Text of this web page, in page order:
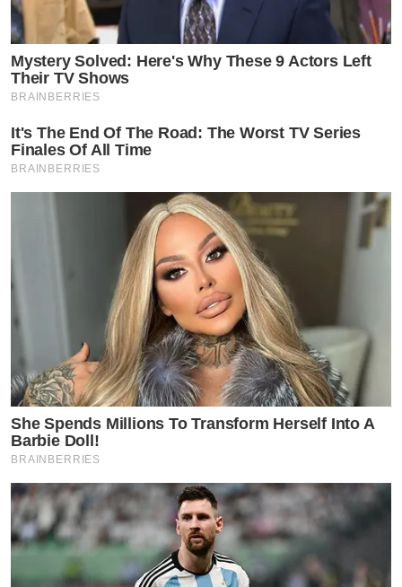
Mystery Solved: Here's Why These 9 Actors Left
Their TV Shows
BRAINBERRIES
It's The End Of The Road: The Worst TV Series
Finales Of All Time
BRAINBERRIES
She Spends Millions To Transform Herself Into A
Barbie Doll!
BRAINBERRIES